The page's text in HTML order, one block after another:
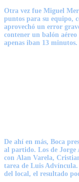
Otra vez fue Miguel
puntos para su equipo,
aprovechó un error
contener un balón
apenas iban 13 minutos.
De ahí en más, Boca
al partido. Los de
con Alan Varela,
tarea de Luis
del local, el resultado